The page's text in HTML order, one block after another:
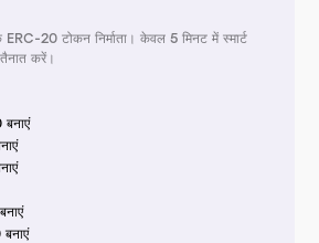
20 टोकन निर्माता। केवल 5 मिनट में स्मार्ट
करें।